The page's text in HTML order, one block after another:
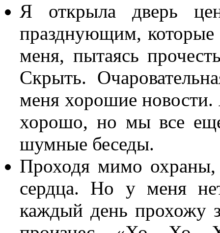
Я открыла дверь
празднующим, которые
меня, пытаясь
Скрыть.
меня хорошие новости.
хорошо, но мы все
шумные беседы.
Проходя мимо охраны,
сердца. Но у меня
каждый день прохожу